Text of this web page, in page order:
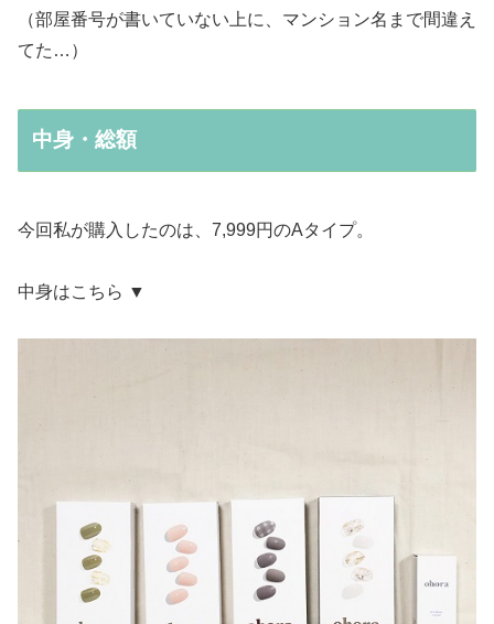
（部屋番号が書いていない上に、マンション名まで間違え
てた…）
中身・総額
今回私が購入したのは、7,999円のAタイプ。
中身はこちら ▼